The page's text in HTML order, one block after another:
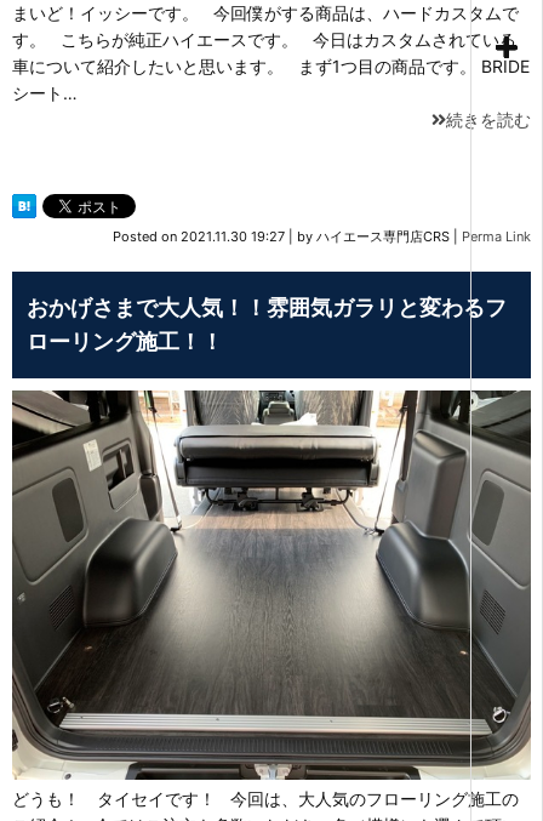
まいど！イッシーです。 今回僕がする商品は、ハードカスタムで
す。 こちらが純正ハイエースです。 今日はカスタムされている
車について紹介したいと思います。 まず1つ目の商品です。 BRIDE
シート…
続きを読む
Posted on 2021.11.30 19:27 by ハイエース専門店CRS Perma Link
おかげさまで大人気！！雰囲気ガラリと変わるフ
ローリング施工！！
どうも！ タイセイです！ 今回は、大人気のフローリング施工の